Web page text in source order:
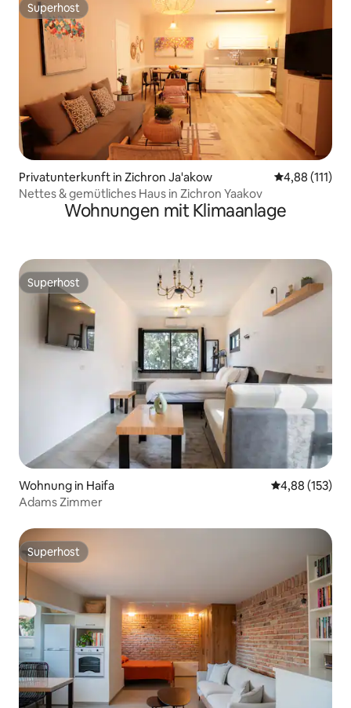
Superhost
Superhost
Privatunterkunft in Zichron Ja'akow
4,88 (111)
Nettes & gemütliches Haus in Zichron Yaakov
Wohnungen mit Klimaanlage
Superhost
Superhost
Wohnung in Haifa
4,88 (153)
Adams Zimmer
Superhost
Superhost